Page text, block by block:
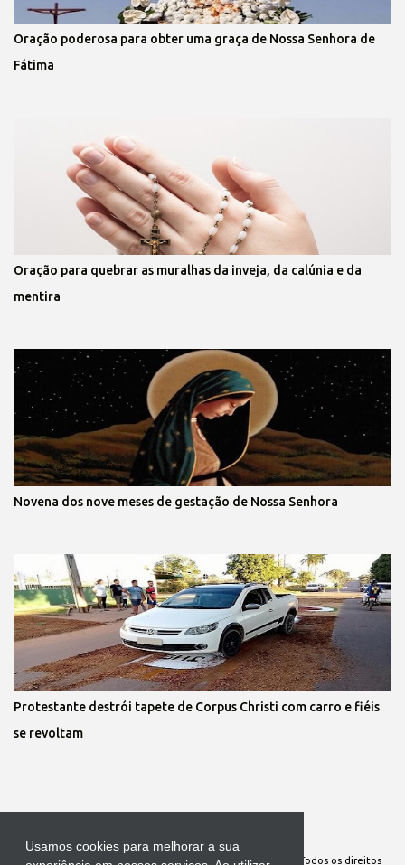
Usamos cookies para melhorar a sua
Oração poderosa para obter uma graça de Nossa Senhora de
Fátima
Oração para quebrar as muralhas da inveja, da calúnia e da
mentira
Novena dos nove meses de gestação de Nossa Senhora
Protestante destrói tapete de Corpus Christi com carro e fiéis
se revoltam
Site Oficial da Comunidade Nossa Senhora cuida de mim. Todos os direitos